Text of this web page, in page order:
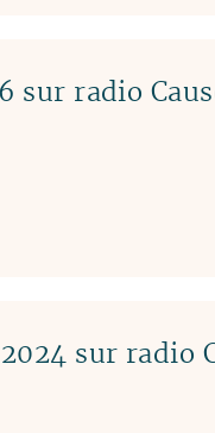
sur radio
sur radio